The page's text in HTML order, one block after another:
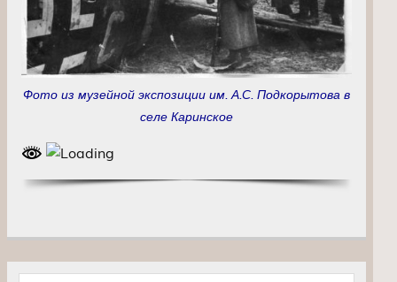
Фото из музейной экспозиции им. А.С. Подкорытова в
селе Каринское